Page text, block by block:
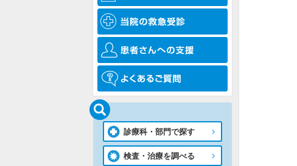
診療科・部門で探す
検査・治療を調べる